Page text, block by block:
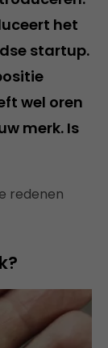
het
startup.
wel oren
merk. Is
redenen